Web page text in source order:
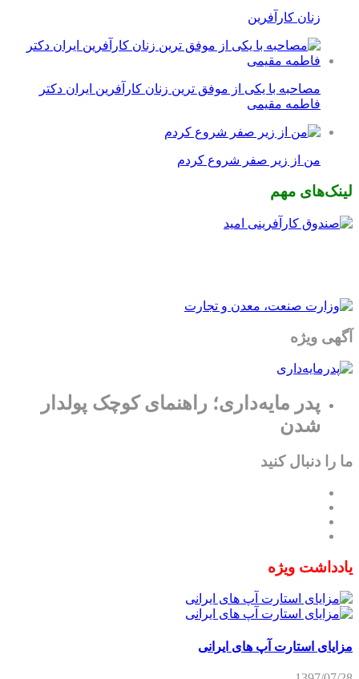
زنان کارآفرین
مصاحبه با یکی از موفق ترین زنان کارآفرین ایران دکتر
فاطمه مقیمی
من از زیر صفر شروع کردم
لینک‌های مهم
آگهی ویژه
پدر مایه‌داری؛ راهنمای کوچک پولدار
شدن
ما را دنبال کنید
یادداشت ویژه
مزایای استارت آپ های ایرانی